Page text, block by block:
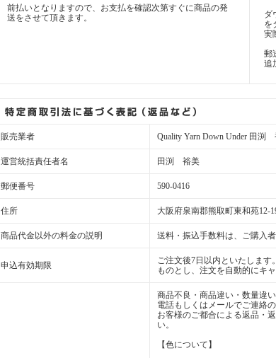
前払いとなりますので、お支払を確認次第すぐに商品の発
送をさせて頂きます。
ダ
を
実
郵
追
販売業者 Quality Yarn Down Under 田渕
運営統括責任者名 田渕 裕美
郵便番号 590-0416
住所 大阪府泉南郡熊取町東和苑12-
商品代金以外の料金の説明 送料・振込手数料は、ご購入
申込有効期限
ご注文後7日以内といたしま
ものとし、注文を自動的にキ
商品不良・商品違い・数量違
電話もしくはメールでご連絡
お客様のご都合による返品・
い。
【色について】